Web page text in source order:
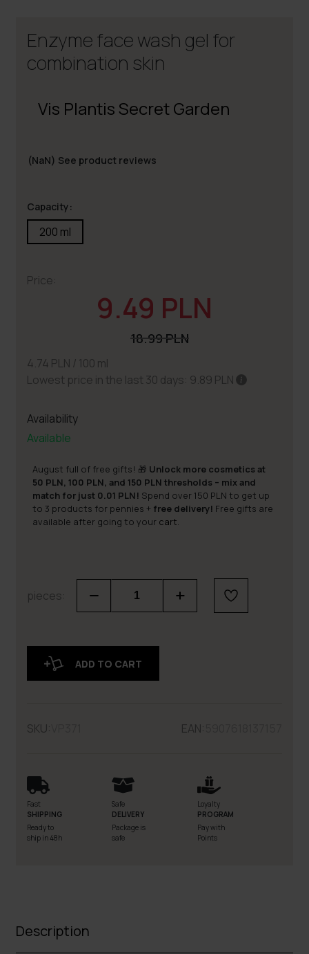
Enzyme face wash gel for
combination skin
Vis Plantis Secret Garden
(NaN) See product reviews
Capacity:
200 ml
Price:
9.49 PLN
18.99 PLN
4.74 PLN / 100 ml
Lowest price in the last 30 days: 9.89 PLN
Availability
Available
August full of free gifts! 🎁 Unlock more cosmetics at
50 PLN, 100 PLN, and 150 PLN thresholds – mix and
match for just 0.01 PLN! Spend over 150 PLN to get up
to 3 products for pennies + free delivery! Free gifts are
available after going to your cart.
pieces:
ADD TO CART
SKU: EAN:
Fast
SHIPPING
Ready to
ship in 48h
Safe
DELIVERY
Package is
safe
Loyalty
PROGRAM
Pay with
Points
Description